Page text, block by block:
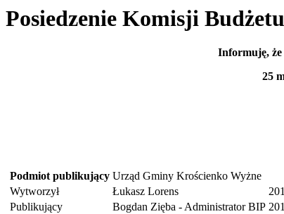
Posiedzenie Komisji
Informuję, że
25
Podmiot publikujący Urząd Gminy Krościenko Wyżne
Wytworzył
Łukasz Lorens
Publikujący
Bogdan Zięba - Administrator BIP